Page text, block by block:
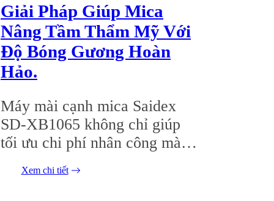
Giải Pháp Giúp Mica
Nâng Tầm Thẩm Mỹ Với
Độ Bóng Gương Hoàn
Hảo.
Máy mài cạnh mica Saidex
SD-XB1065 không chỉ giúp
tối ưu chi phí nhân công mà
còn khẳng định uy tín thương
hiệu thông qua chất lượng sản
Xem chi tiết